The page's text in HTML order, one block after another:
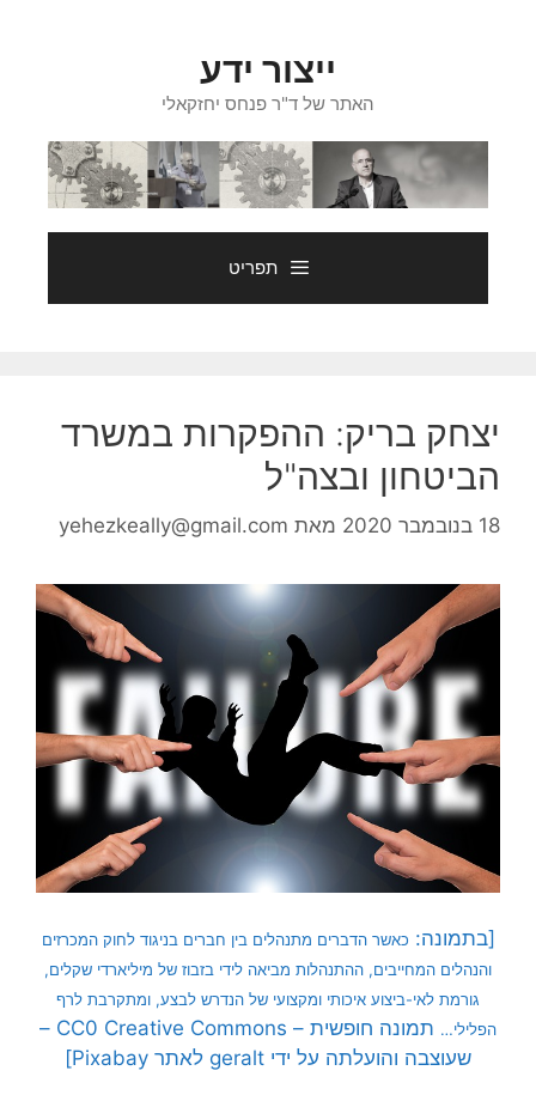
ייצור ידע
האתר של ד"ר פנחס יחזקאלי
תפריט
יצחק בריק: ההפקרות במשרד
הביטחון ובצה"ל
18 בנובמבר 2020 מאת yehezkeally@gmail.com
[בתמונה: כאשר הדברים מתנהלים בין חברים בניגוד לחוק המכרזים
והנהלים המחייבים, ההתנהלות מביאה לידי בזבוז של מיליארדי שקלים,
גורמת לאי-ביצוע איכותי ומקצועי של הנדרש לבצע, ומתקרבת לרף
הפלילי…
תמונה חופשית – CC0 Creative Commons –
שעוצבה והועלתה על ידי geralt לאתר Pixabay]